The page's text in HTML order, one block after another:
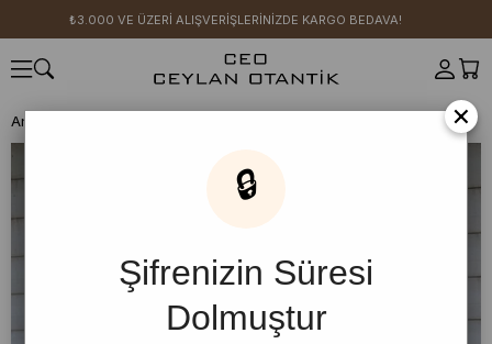
₺3.000 VE ÜZERİ ALIŞVERİŞLERİNİZDE KARGO BEDAVA!
Anasayfa ×
🔒
Şifrenizin Süresi
Dolmuştur